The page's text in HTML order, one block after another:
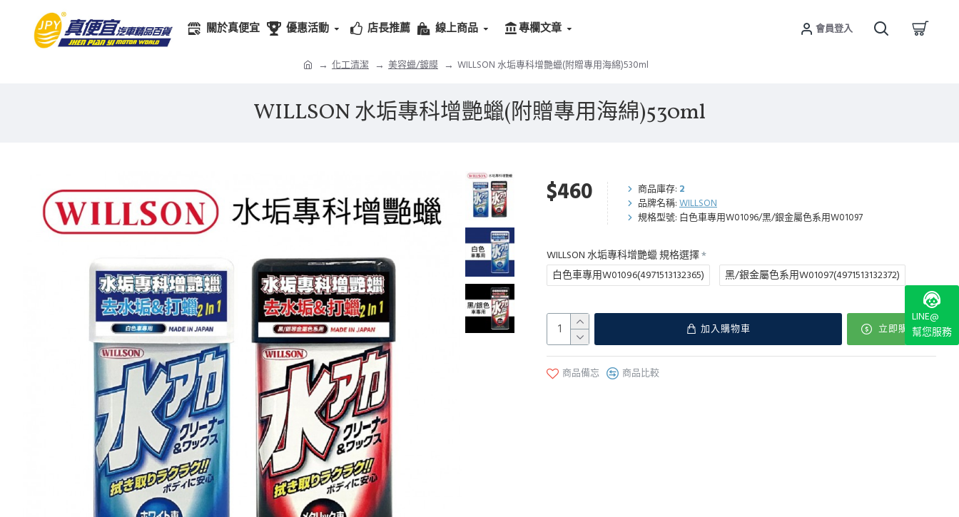
關於真便宜 優惠活動 店長推薦 線上商品 專欄文章 會員登入
化工清潔 美容蠟/鍍膜 WILLSON 水垢專科增艷蠟(附贈專用海綿)530ml
WILLSON 水垢專科增艷蠟(附贈專用海綿)530ml
$460 商品庫存: 2
品牌名稱: WILLSON
規格型號: 白色車專用W01096/黑/銀金屬色系用W01097
WILLSON 水垢專科增艷蠟 規格選擇
白色車專用W01096(4971513132365)
黑/銀金屬色系用W01097(4971513132372)
加入購物車 立即購買
商品備忘 商品比較
LINE@
幫您服務